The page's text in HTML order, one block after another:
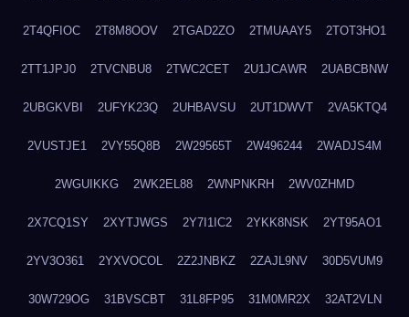
2T4QFIOC 2T8M8OOV 2TGAD2ZO 2TMUAAY5 2TOT3HO1
2TT1JPJ0 2TVCNBU8 2TWC2CET 2U1JCAWR 2UABCBNW
2UBGKVBI 2UFYK23Q 2UHBAVSU 2UT1DWVT 2VA5KTQ4
2VUSTJE1 2VY55Q8B 2W29565T 2W496244 2WADJS4M
2WGUIKKG 2WK2EL88 2WNPNKRH 2WV0ZHMD
2X7CQ1SY 2XYTJWGS 2Y7I1IC2 2YKK8NSK 2YT95AO1
2YV3O361 2YXVOCOL 2Z2JNBKZ 2ZAJL9NV 30D5VUM9
30W729OG 31BVSCBT 31L8FP95 31M0MR2X 32AT2VLN